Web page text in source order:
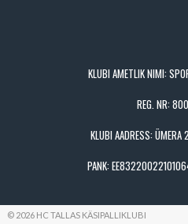
KLUBI AMETLIK NIMI:
REG. NR:
KLUBI AADRESS:
PANK:
© 2026 HC TALLAS KÄSIPALLIKLUBI